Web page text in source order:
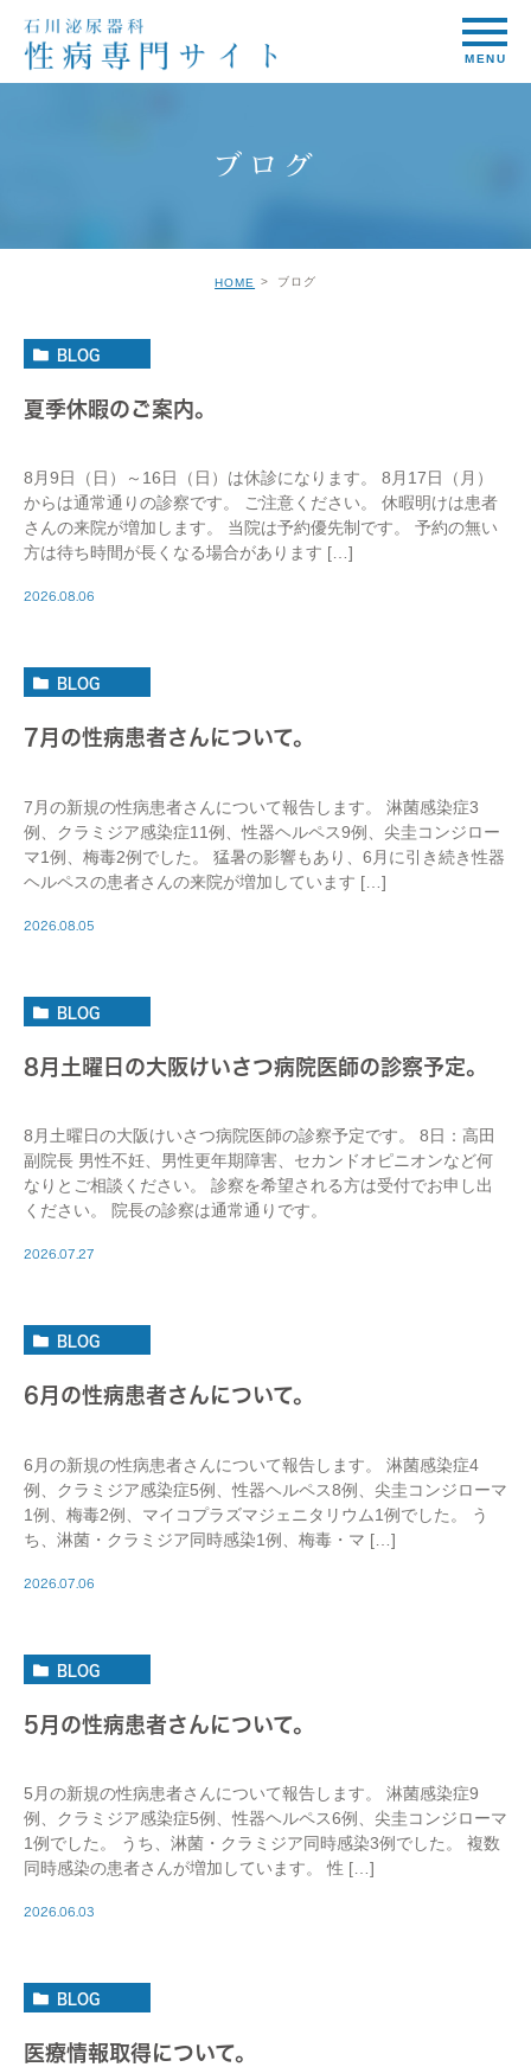
ブログ
HOME ブログ
BLOG
夏季休暇のご案内。
8月9日（日）～16日（日）は休診になります。 8月17日（月）
からは通常通りの診察です。 ご注意ください。 休暇明けは患者
さんの来院が増加します。 当院は予約優先制です。 予約の無い
方は待ち時間が長くなる場合があります […]
2026.08.06
BLOG
7月の性病患者さんについて。
7月の新規の性病患者さんについて報告します。 淋菌感染症3
例、クラミジア感染症11例、性器ヘルペス9例、尖圭コンジロー
マ1例、梅毒2例でした。 猛暑の影響もあり、6月に引き続き性器
ヘルペスの患者さんの来院が増加しています […]
2026.08.05
BLOG
8月土曜日の大阪けいさつ病院医師の診察予定。
8月土曜日の大阪けいさつ病院医師の診察予定です。 8日：高田
副院長 男性不妊、男性更年期障害、セカンドオピニオンなど何
なりとご相談ください。 診察を希望される方は受付でお申し出
ください。 院長の診察は通常通りです。
2026.07.27
BLOG
6月の性病患者さんについて。
6月の新規の性病患者さんについて報告します。 淋菌感染症4
例、クラミジア感染症5例、性器ヘルペス8例、尖圭コンジローマ
1例、梅毒2例、マイコプラズマジェニタリウム1例でした。 う
ち、淋菌・クラミジア同時感染1例、梅毒・マ […]
2026.07.06
BLOG
5月の性病患者さんについて。
5月の新規の性病患者さんについて報告します。 淋菌感染症9
例、クラミジア感染症5例、性器ヘルペス6例、尖圭コンジローマ
1例でした。 うち、淋菌・クラミジア同時感染3例でした。 複数
同時感染の患者さんが増加しています。 性 […]
2026.06.03
BLOG
医療情報取得について。